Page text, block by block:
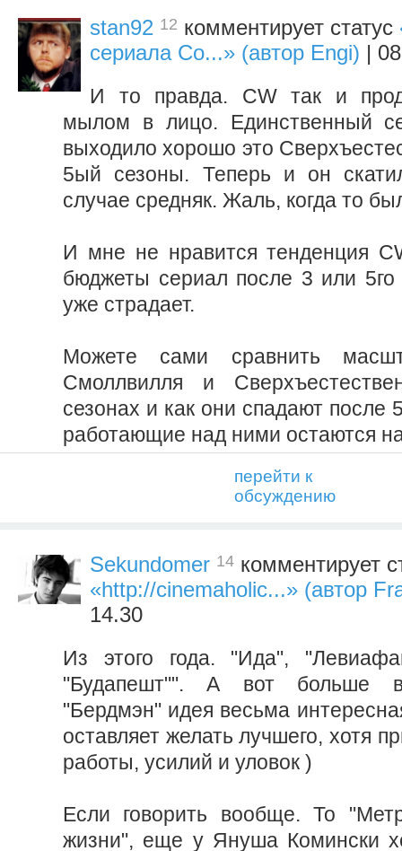
stan92 12 комментирует статус
сериала Со...» (автор Engi) |
И то правда. CW так и
мылом в лицо. Единственный
выходило хорошо это
5ый сезоны. Теперь и он
случае средняк. Жаль, когда то
И мне не нравится тенденция
бюджеты сериал после 3 или 5го
уже страдает.
Можете сами сравнить
Смоллвилля и
сезонах и как они спадают после
работающие над ними остаются
перейти к
обсуждению
Sekundomer 14 комментирует
«http://cinemaholic...» (автор
14.30
Из этого года. "Ида",
"Будапешт"". А вот больше
"Бердмэн" идея весьма
оставляет желать лучшего, хотя
работы, усилий и уловок )
Если говорить вообще. То
жизни", еще у Януша Комински